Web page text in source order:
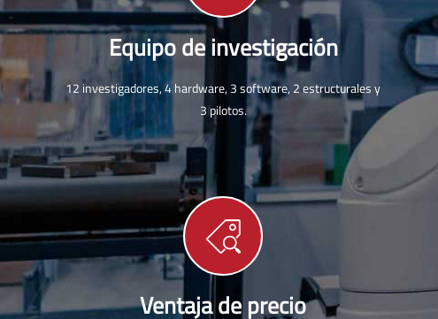
Equipo de investigación
12 investigadores, 4 hardware, 3 software, 2 estructurales y
3 pilotos.
Ventaja de precio